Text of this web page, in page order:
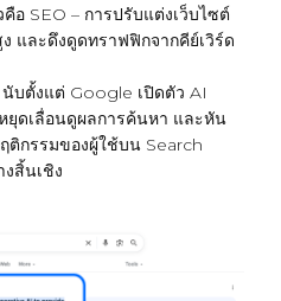
อ SEO – การปรับแต่งเว็บไซต์
และดึงดูดทราฟฟิกจากคีย์เวิร์ด
บตั้งแต่ Google เปิดตัว AI
ยุดเลื่อนดูผลการค้นหา และหัน
ติกรรมของผู้ใช้บน Search
สิ้นเชิง